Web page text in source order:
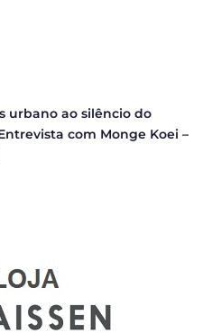
urbano ao silêncio do
com Monge Koei –